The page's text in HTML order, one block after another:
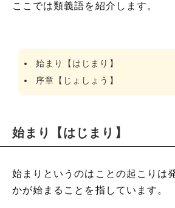
ここでは類義語を紹介します。
始まり【はじまり】
序章【じょしょう】
始まり【はじまり】
始まりというのはことの起こりは
かが始まることを指しています。